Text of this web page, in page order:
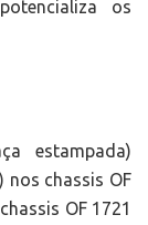
os
estampada)
nos chassis OF
OF 1721